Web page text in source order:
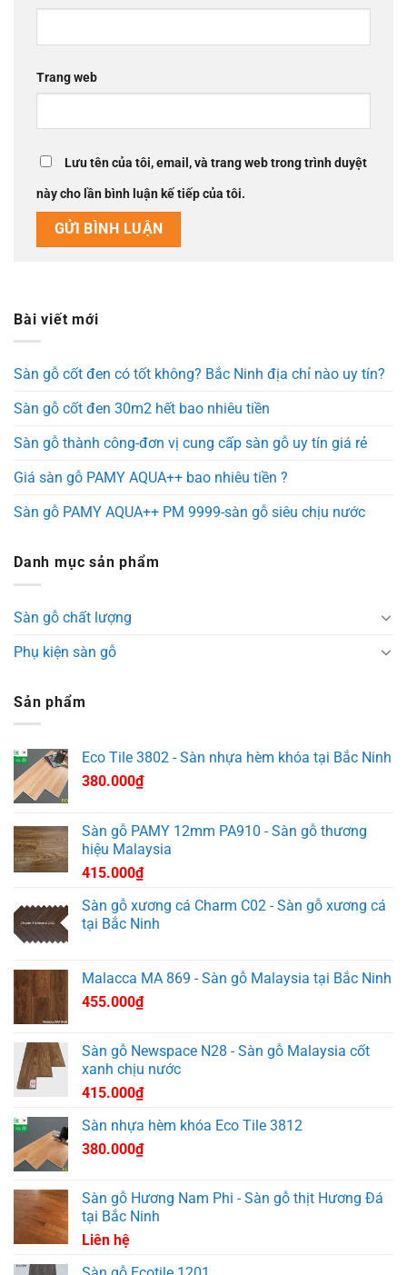
Trang web
Lưu tên của tôi, email, và trang web trong trình duyệt
này cho lần bình luận kế tiếp của tôi.
Bài viết mới
Sàn gỗ cốt đen có tốt không? Bắc Ninh địa chỉ nào uy tín?
Sàn gỗ cốt đen 30m2 hết bao nhiêu tiền
Sàn gỗ thành công-đơn vị cung cấp sàn gỗ uy tín giá rẻ
Giá sàn gỗ PAMY AQUA++ bao nhiêu tiền ?
Sàn gỗ PAMY AQUA++ PM 9999-sàn gỗ siêu chịu nước
Danh mục sản phẩm
Sàn gỗ chất lượng
Phụ kiện sàn gỗ
Sản phẩm
Eco Tile 3802 - Sàn nhựa hèm khóa tại Bắc Ninh
380.000₫
Sàn gỗ PAMY 12mm PA910 - Sàn gỗ thương
hiệu Malaysia
415.000₫
Sàn gỗ xương cá Charm C02 - Sàn gỗ xương cá
tại Bắc Ninh
Malacca MA 869 - Sàn gỗ Malaysia tại Bắc Ninh
455.000₫
Sàn gỗ Newspace N28 - Sàn gỗ Malaysia cốt
xanh chịu nước
415.000₫
Sàn nhựa hèm khóa Eco Tile 3812
380.000₫
Sàn gỗ Hương Nam Phi - Sàn gỗ thịt Hương Đá
tại Bắc Ninh
Liên hệ